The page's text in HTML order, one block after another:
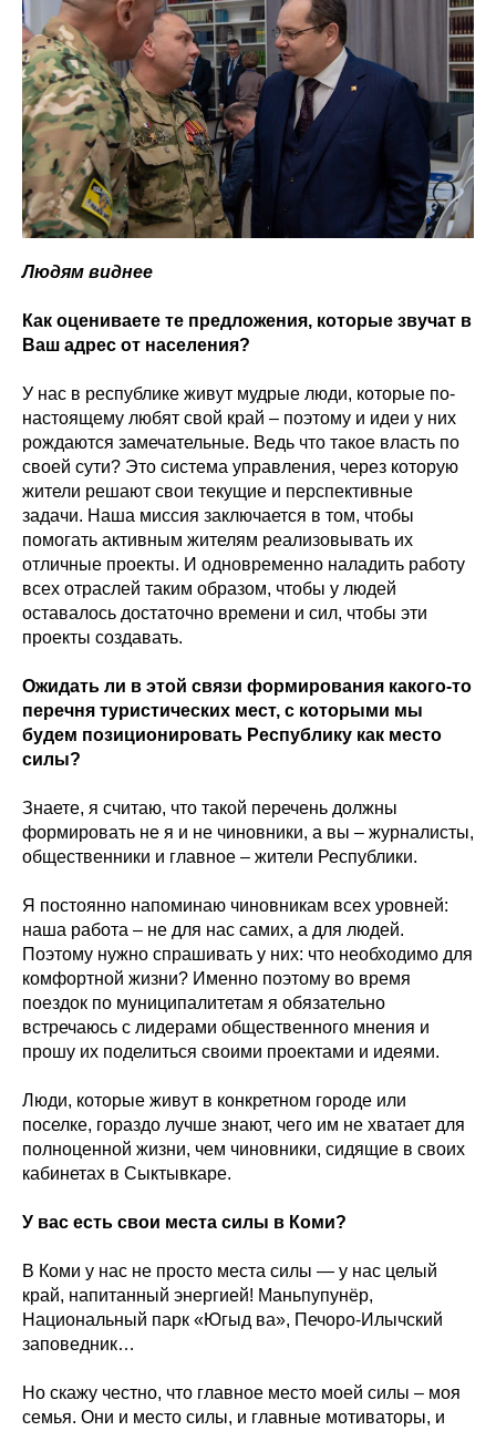
Людям виднее
Как оцениваете те предложения, которые звучат в
Ваш адрес от населения?
У нас в республике живут мудрые люди, которые по-
настоящему любят свой край – поэтому и идеи у них
рождаются замечательные. Ведь что такое власть по
своей сути? Это система управления, через которую
жители решают свои текущие и перспективные
задачи. Наша миссия заключается в том, чтобы
помогать активным жителям реализовывать их
отличные проекты. И одновременно наладить работу
всех отраслей таким образом, чтобы у людей
оставалось достаточно времени и сил, чтобы эти
проекты создавать.
Ожидать ли в этой связи формирования какого-то
перечня туристических мест, с которыми мы
будем позиционировать Республику как место
силы?
Знаете, я считаю, что такой перечень должны
формировать не я и не чиновники, а вы – журналисты,
общественники и главное – жители Республики.
Я постоянно напоминаю чиновникам всех уровней:
наша работа – не для нас самих, а для людей.
Поэтому нужно спрашивать у них: что необходимо для
комфортной жизни? Именно поэтому во время
поездок по муниципалитетам я обязательно
встречаюсь с лидерами общественного мнения и
прошу их поделиться своими проектами и идеями.
Люди, которые живут в конкретном городе или
поселке, гораздо лучше знают, чего им не хватает для
полноценной жизни, чем чиновники, сидящие в своих
кабинетах в Сыктывкаре.
У вас есть свои места силы в Коми?
В Коми у нас не просто места силы — у нас целый
край, напитанный энергией! Маньпупунёр,
Национальный парк «Югыд ва», Печоро-Илычский
заповедник…
Но скажу честно, что главное место моей силы – моя
семья. Они и место силы, и главные мотиваторы, и